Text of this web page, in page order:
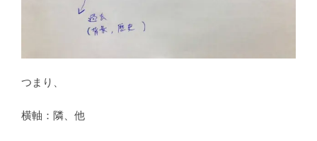
つまり、
横軸：隣、他